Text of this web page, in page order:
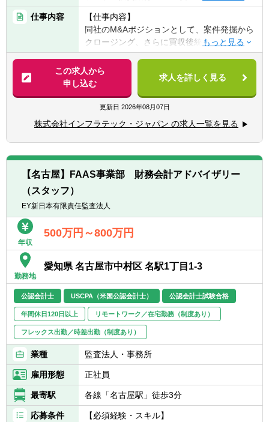
・M&Aにおけるソーシング・DD・企業価値
算定・交渉・契約などの実行スキル
・財務三表の理解・分析能力
・売り手企業の経営者など、関係者と対話で
きるコミュニケーション力
・手を動かせる（プレーヤー型）
・高等専門学校と同等水準以上の学歴（中退
も可）
【歓迎要件】
・財務・経営管理の実務経験
⇒「財務・経営管理ポジション」を兼務でき
【求める人物像】
・創業メンバーとしての情熱・覚悟
・仲間との協調・連携
・成果へのコミット（やり抜く力）
・成長し続けるための自己変革
仕事内容
【仕事内容】
同社のM&Aポジションとして、案件発掘から
クロージング、さらに買収後統合（PMI）ま
で一連のM&Aプロセスの実務を担当していた
だきます。
■ソーシング（案件発掘）、ターゲット企業
のリストアップ、M&A仲介会社や金融機関と
■直接アプローチ（ダイレクトソーシング）
および業界内キーパーソンとの接点づくり
■初期評価（一次スクリーニング）として財
務分析（PL・BS・CF）、バリュエーション
（マルチプル法）、シナジー仮説構築、リス
■デューデリジェンス対応として、財務
DD（修正EBITDA算定、キャッシュフロー分
析、潜在債務確認等）、ビジネスDD（顧客構
法務DD（弁護士との連携）、税務DD（税理
士との連携）を実施
■スキーム設計・契約交渉において、企業価
値算定、スキーム検討（株式譲渡／事業譲渡
／SPC）、LOI作成、価格交渉、契約条件交
渉（アーンアウト等）を担当
■クロージング業務では、最終契約締結、資
金実行調整、関係者説明、クロージング手続
き管理を行う
管理の担当者、及び業務支援の担当者と連携
して事業・業務の統合を推進
この求人から
申し込む
求人を詳しく見る
更新日 2026年08月07日
株式会社インフラテック・ジャパン の求人一覧を見る
【名古屋】FAAS事業部 財務会計アドバイザリー
（スタッフ）
EY新日本有限責任監査法人
年収
500万円～800万円
勤務地
愛知県 名古屋市中村区 名駅1丁目1-3
公認会計士 USCPA（米国公認会計士） 公認会計士試験合格
年間休日120日以上 リモートワーク／在宅勤務（制度あり）
フレックス出勤／時差出勤（制度あり）
業種 監査法人・事務所
雇用形態 正社員
最寄駅 各線「名古屋駅」徒歩3分
応募条件
【必須経験・スキル】